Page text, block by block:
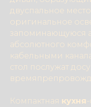
двуспальное
оригинальное
запоминающуюся
абсолютного
кабельными
стол послужат
Компактная кухня